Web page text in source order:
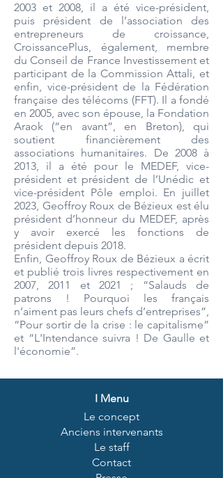
2003 et 2008, il a été vice-président,
puis président de l’association des
entrepreneurs de croissance,
CroissancePlus, également, membre
du Conseil de France Investissement et
participant de la Commission Attali, et
enfin, vice-président de la Fédération
française des télécoms (FFT). Il a fondé
en 2005, avec son épouse, la Fondation
Araok (“en avant”, en Breton), qui
soutient financièrement des
associations humanitaires. De 2008 à
2013, il a été pour le MEDEF, vice-
président et président de l’Unédic et
vice-président Pôle emploi. En juillet
2023, Geoffroy Roux de Bézieux est élu
président d’honneur du MEDEF, après
y avoir exercé les fonctions de
président depuis 2018.
Enfin, Geoffroy Roux de Bézieux a écrit
et publié trois livres respectivement en
2007, 2011 et 2021 ; “Salauds de
patrons ! Pourquoi les français
n’aiment pas leurs chefs d’entreprises”,
“Pour sortir de la crise : le capitalisme”
et “L'Intendance suivra ! De Gaulle et
l'économie”.
I Menu
Le concept
Anciens intervenants
Le staff
Contact